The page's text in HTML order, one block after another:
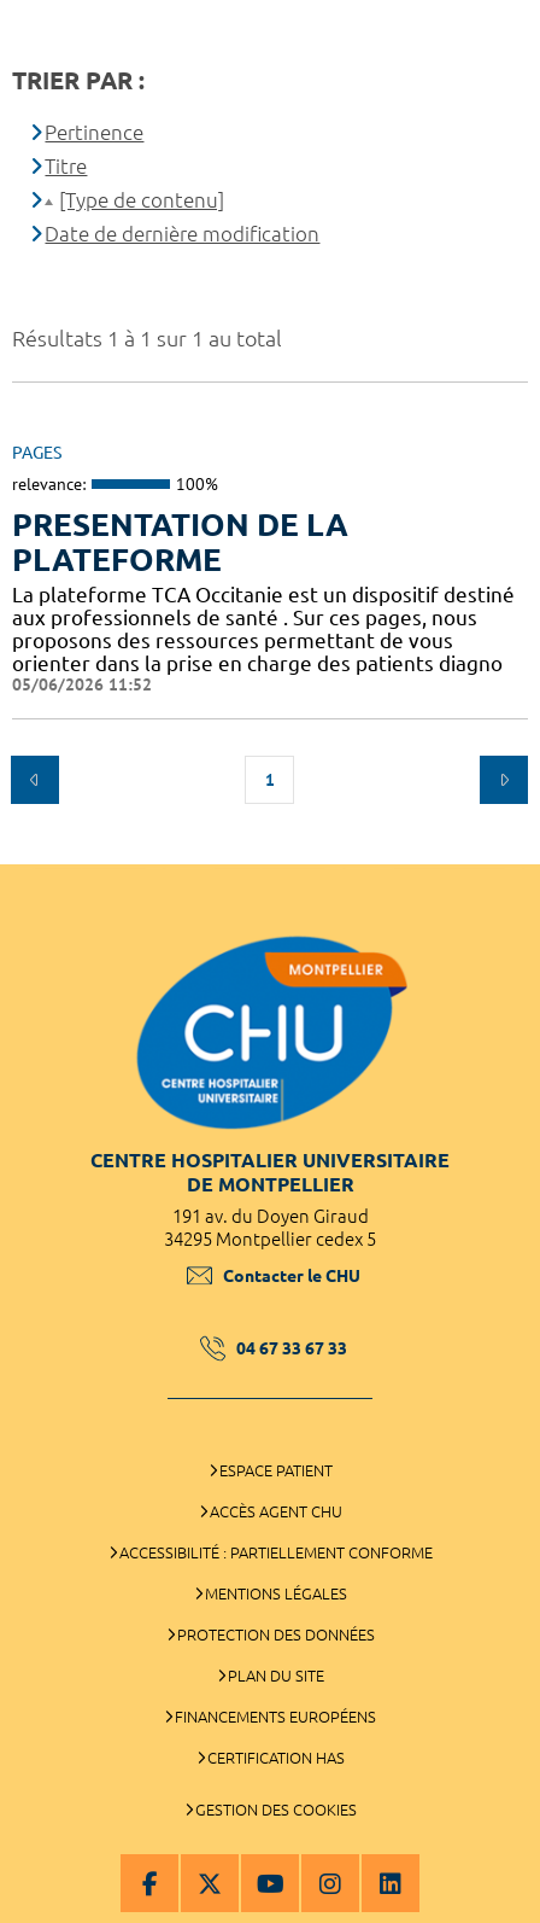
Résultats 1 à 1 sur 1 au total
PAGES
relevance: 100%
PRESENTATION DE LA
PLATEFORME
La plateforme TCA Occitanie est un dispositif destiné
aux professionnels de santé . Sur ces pages, nous
proposons des ressources permettant de vous
orienter dans la prise en charge des patients diagno
05/06/2026 11:52
1
TRIER PAR :
Pertinence
Titre
[Type de contenu]
Date de dernière modification
CENTRE HOSPITALIER UNIVERSITAIRE
DE MONTPELLIER
191 av. du Doyen Giraud
34295 Montpellier cedex 5
Contacter le CHU
04 67 33 67 33
ESPACE PATIENT
ACCÈS AGENT CHU
ACCESSIBILITÉ : PARTIELLEMENT CONFORME
MENTIONS LÉGALES
PROTECTION DES DONNÉES
PLAN DU SITE
FINANCEMENTS EUROPÉENS
CERTIFICATION HAS
GESTION DES COOKIES